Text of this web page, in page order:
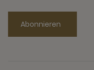
Abonnieren